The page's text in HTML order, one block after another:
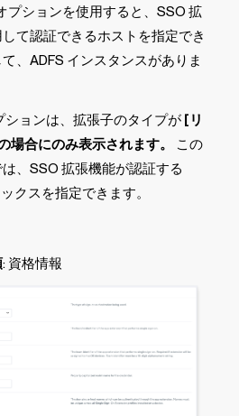
プションを使用すると、SSO 拡
て認証できるホストを指定でき
、ADFS インスタンスがありま
ションは、拡張子のタイプが [リ
場合にのみ表示されます。
この
、SSO 拡張機能が認証する
クスを指定できます。
: 資格情報